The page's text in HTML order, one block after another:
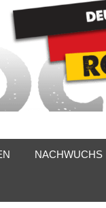
NACHWUCHS